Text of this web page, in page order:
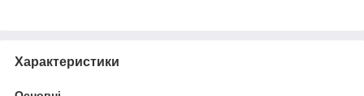
Характеристики